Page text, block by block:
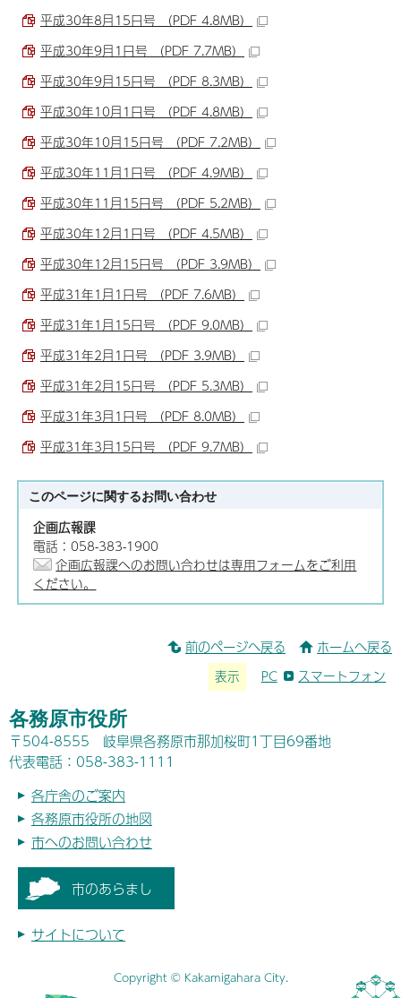
平成30年8月15日号 （PDF 4.8MB）
平成30年9月1日号 （PDF 7.7MB）
平成30年9月15日号 （PDF 8.3MB）
平成30年10月1日号 （PDF 4.8MB）
平成30年10月15日号 （PDF 7.2MB）
平成30年11月1日号 （PDF 4.9MB）
平成30年11月15日号 （PDF 5.2MB）
平成30年12月1日号 （PDF 4.5MB）
平成30年12月15日号 （PDF 3.9MB）
平成31年1月1日号 （PDF 7.6MB）
平成31年1月15日号 （PDF 9.0MB）
平成31年2月1日号 （PDF 3.9MB）
平成31年2月15日号 （PDF 5.3MB）
平成31年3月1日号 （PDF 8.0MB）
平成31年3月15日号 （PDF 9.7MB）
このページに関するお問い合わせ
企画広報課
電話：058-383-1900
企画広報課へのお問い合わせは専用フォームをご利用
ください。
前のページへ戻る ホームへ戻る
表示 PC スマートフォン
各務原市役所
〒504-8555 岐阜県各務原市那加桜町1丁目69番地
代表電話：058-383-1111
各庁舎のご案内
各務原市役所の地図
市へのお問い合わせ
市のあらまし
サイトについて
Copyright © Kakamigahara City.